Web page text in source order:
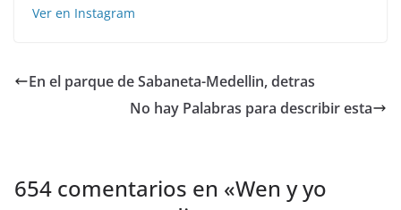
Ver en Instagram
En el parque de Sabaneta-Medellin, detras
No hay Palabras para describir esta
654 comentarios en «Wen y yo